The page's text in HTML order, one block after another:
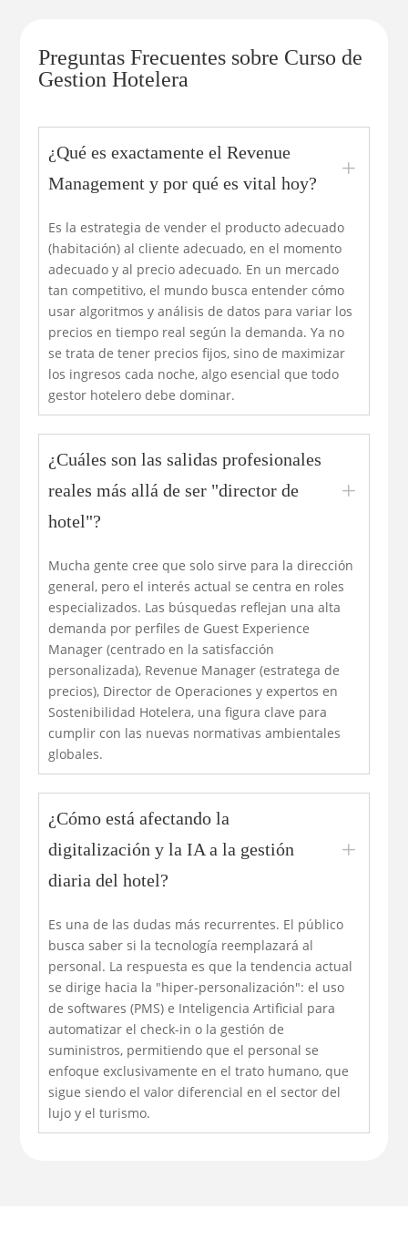
Preguntas Frecuentes sobre Curso de
Gestion Hotelera
¿Qué es exactamente el Revenue
Management y por qué es vital hoy?
L
Es la estrategia de vender el producto adecuado
(habitación) al cliente adecuado, en el momento
adecuado y al precio adecuado. En un mercado
tan competitivo, el mundo busca entender cómo
usar algoritmos y análisis de datos para variar los
precios en tiempo real según la demanda. Ya no
se trata de tener precios fijos, sino de maximizar
los ingresos cada noche, algo esencial que todo
gestor hotelero debe dominar.
¿Cuáles son las salidas profesionales
reales más allá de ser "director de
hotel"?
L
Mucha gente cree que solo sirve para la dirección
general, pero el interés actual se centra en roles
especializados. Las búsquedas reflejan una alta
demanda por perfiles de Guest Experience
Manager (centrado en la satisfacción
personalizada), Revenue Manager (estratega de
precios), Director de Operaciones y expertos en
Sostenibilidad Hotelera, una figura clave para
cumplir con las nuevas normativas ambientales
globales.
¿Cómo está afectando la
digitalización y la IA a la gestión
diaria del hotel?
L
Es una de las dudas más recurrentes. El público
busca saber si la tecnología reemplazará al
personal. La respuesta es que la tendencia actual
se dirige hacia la "hiper-personalización": el uso
de softwares (PMS) e Inteligencia Artificial para
automatizar el check-in o la gestión de
suministros, permitiendo que el personal se
enfoque exclusivamente en el trato humano, que
sigue siendo el valor diferencial en el sector del
lujo y el turismo.